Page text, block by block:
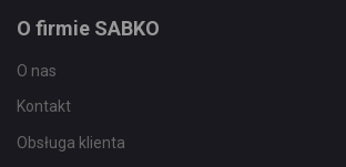
O firmie SABKO
O nas
Kontakt
Obsługa klienta